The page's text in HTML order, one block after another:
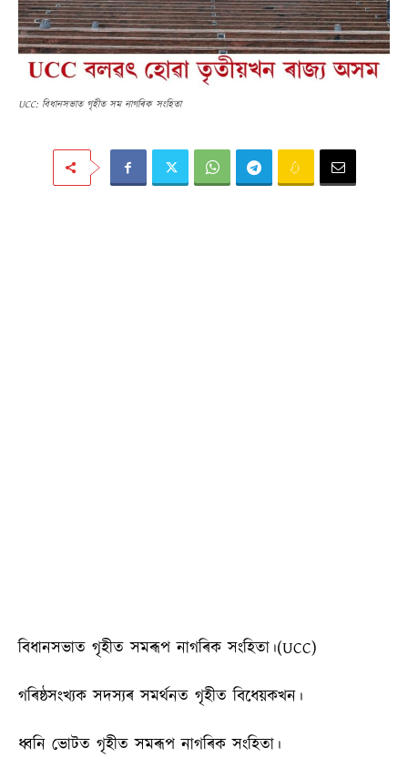
UCC: বিধানসভাত গৃহীত সম নাগৰিক সংহিতা
বিধানসভাত গৃহীত সমৰূপ নাগৰিক সংহিতা।(UCC)
গৰিষ্ঠসংখ্যক সদস্যৰ সমৰ্থনত গৃহীত বিধেয়কখন।
ধ্বনি ভোটত গৃহীত সমৰূপ নাগৰিক সংহিতা।